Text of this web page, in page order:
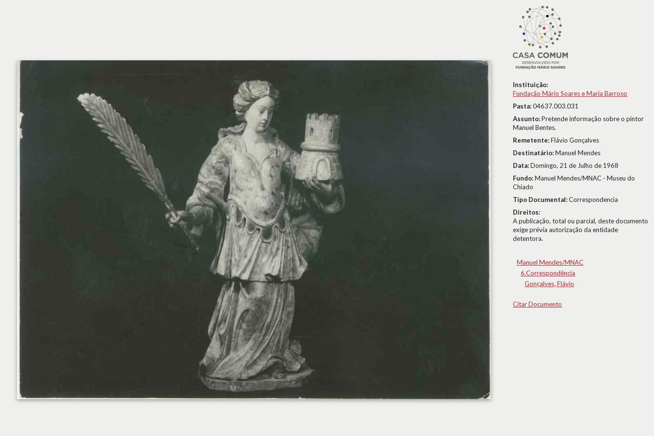
Instituição:
Fundação Mário Soares e Maria Barroso
Pasta:04637.003.031
Assunto:Pretende informação sobre o pintor
Manuel Bentes.
Remetente:Flávio Gonçalves
Destinatário:Manuel Mendes
Data:Domingo, 21 de Julho de 1968
Fundo:Manuel Mendes/MNAC - Museu do
Chiado
Tipo Documental:Correspondencia
Direitos:
A publicação, total ou parcial, deste documento
exige prévia autorização da entidade
detentora.
Manuel Mendes/MNAC
6.Correspondência
Gonçalves, Flávio
Citar Documento